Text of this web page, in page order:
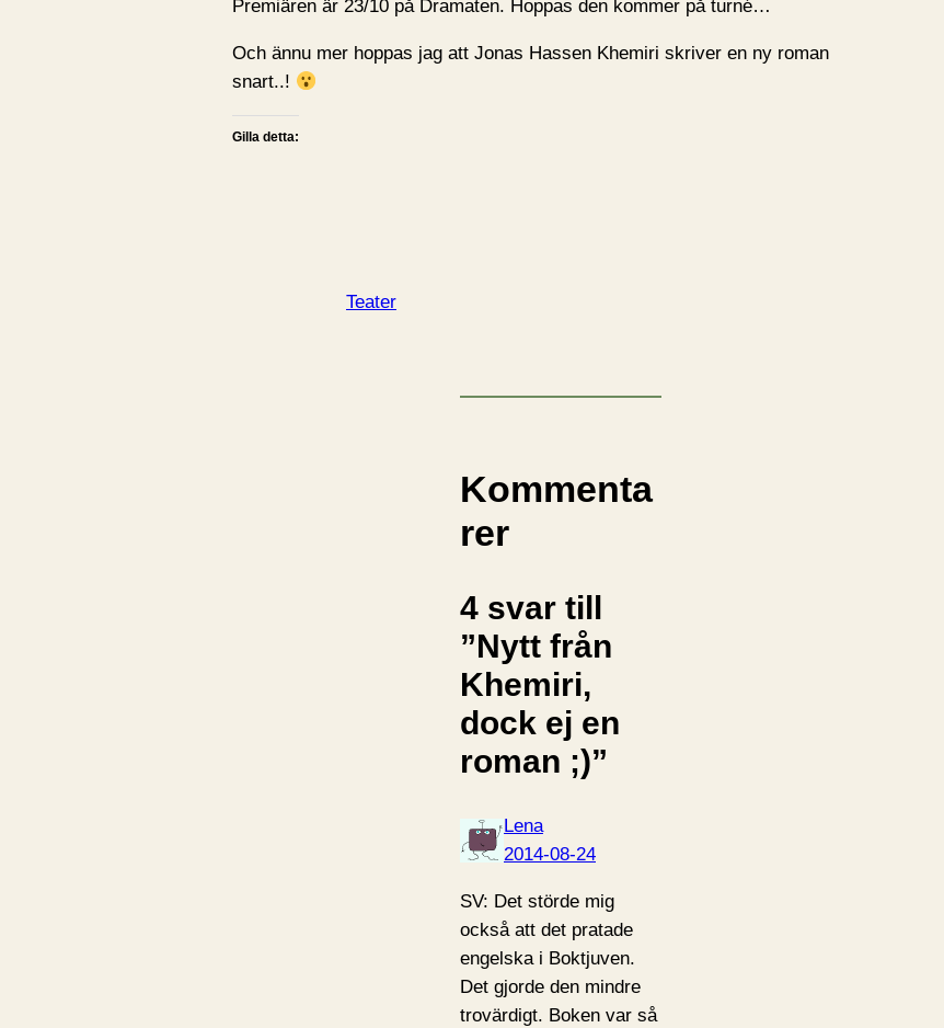
Premiären är 23/10 på Dramaten. Hoppas den kommer på turné…
Och ännu mer hoppas jag att Jonas Hassen Khemiri skriver en ny roman
snart..!
Gilla detta:
Teater
Kommenta
rer
4 svar till
”Nytt från
Khemiri,
dock ej en
roman ;)”
Lena
2014-08-24
SV: Det störde mig
också att det pratade
engelska i Boktjuven.
Det gjorde den mindre
trovärdigt. Boken var så